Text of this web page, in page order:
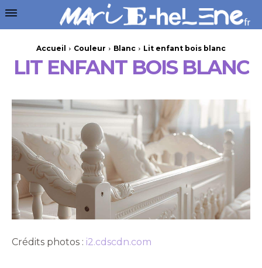
Accueil Couleur Blanc Lit enfant bois blanc
LIT ENFANT BOIS BLANC
Crédits photos : i2.cdscdn.com